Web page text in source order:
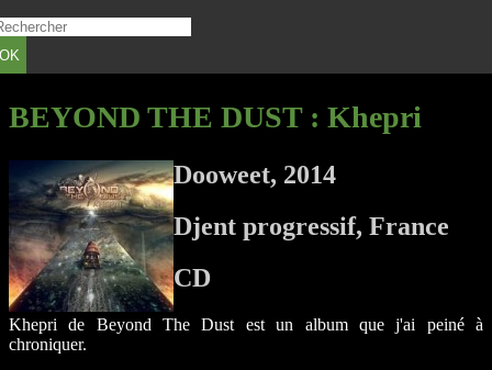
OK
BEYOND THE DUST: Khepri
Dooweet, 2014
Djent progressif, France
CD
Khepri de Beyond The Dust est un album que j'ai peiné à
chroniquer.